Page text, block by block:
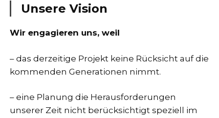
Unsere Vision
Wir engagieren uns, weil
– das derzeitige Projekt keine Rücksicht auf die
kommenden Generationen nimmt.
– eine Planung die Herausforderungen
unserer Zeit nicht berücksichtigt speziell im